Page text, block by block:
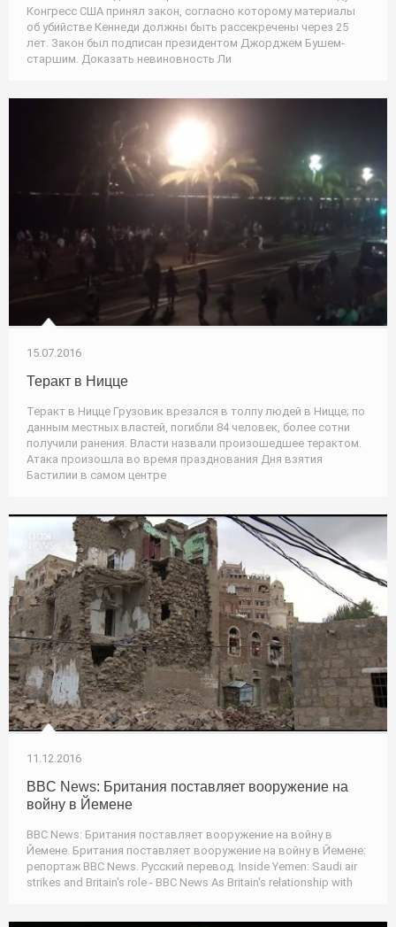
Конгресс США принял закон, согласно которому материалы
об убийстве Кеннеди должны быть рассекречены через 25
лет. Закон был подписан президентом Джорджем Бушем-
старшим. Доказать невиновность Ли
15.07.2016
Теракт в Ницце
Теракт в Ницце Грузовик врезался в толпу людей в Ницце; по
данным местных властей, погибли 84 человек, более сотни
получили ранения. Власти назвали произошедшее терактом.
Атака произошла во время празднования Дня взятия
Бастилии в самом центре
11.12.2016
BBC News: Британия поставляет вооружение на
войну в Йемене
BBC News: Британия поставляет вооружение на войну в
Йемене. Британия поставляет вооружение на войну в Йемене:
репортаж BBC News. Русский перевод. Inside Yemen: Saudi air
strikes and Britain's role - BBC News As Britain's relationship with